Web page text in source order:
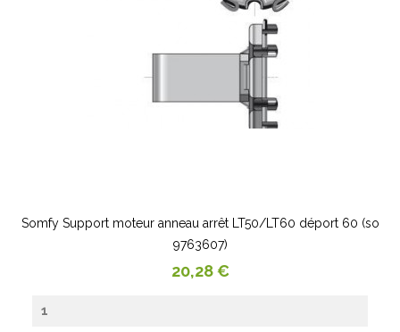
Somfy Support moteur anneau arrêt LT50/LT60 déport 60 (so
9763607)
Prix
20,28 €